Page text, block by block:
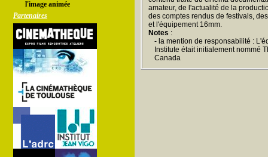
l'image animée
Partenaires
amateur, de l'actualité de la
des comptes rendus de festivals,
et l'équipement 16mm.
Notes :
- la mention de responsabilité :
Institute était initialement nommé
Canada